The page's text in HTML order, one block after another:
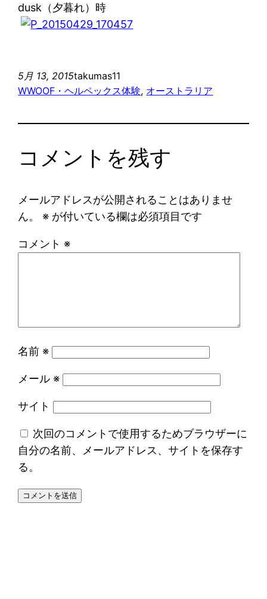
dusk（夕暮れ）時
5月 13, 2015takumas11
WWOOF・ヘルペックス体験, オーストラリア
コメントを残す
メールアドレスが公開されることはありませ
ん。
※ が付いている欄は必須項目です
コメント ※
名前 ※
メール ※
サイト
次回のコメントで使用するためブラウザーに
自分の名前、メールアドレス、サイトを保存す
る。